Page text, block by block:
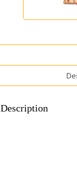
Description